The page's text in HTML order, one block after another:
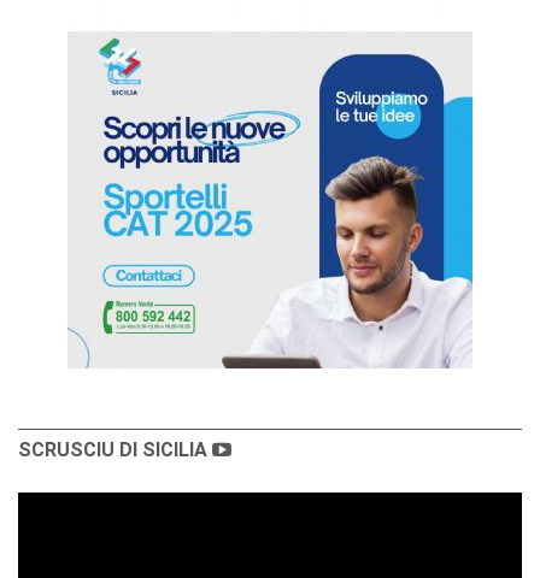
SCRUSCIU DI SICILIA